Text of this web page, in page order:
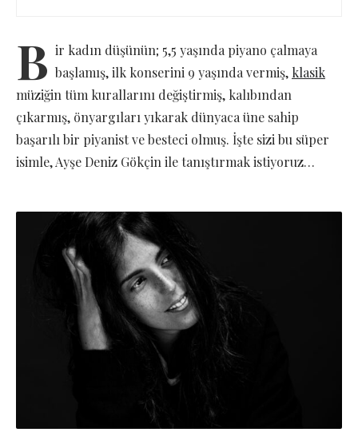
B ir kadın düşünün; 5,5 yaşında piyano çalmaya
başlamış, ilk konserini 9 yaşında vermiş, klasik
müziğin tüm kurallarını değiştirmiş, kalıbından
çıkarmış, önyargıları yıkarak dünyaca üne sahip
başarılı bir piyanist ve besteci olmuş. İşte sizi bu süper
isimle, Ayşe Deniz Gökçin ile tanıştırmak istiyoruz…